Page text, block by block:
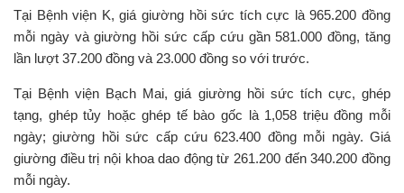
Tại Bệnh viện K, giá giường hồi sức tích cực là 965.200 đồng
mỗi ngày và giường hồi sức cấp cứu gần 581.000 đồng, tăng
lần lượt 37.200 đồng và 23.000 đồng so với trước.
Tại Bệnh viện Bạch Mai, giá giường hồi sức tích cực, ghép
tạng, ghép tủy hoặc ghép tế bào gốc là 1,058 triệu đồng mỗi
ngày; giường hồi sức cấp cứu 623.400 đồng mỗi ngày. Giá
giường điều trị nội khoa dao động từ 261.200 đến 340.200 đồng
mỗi ngày.